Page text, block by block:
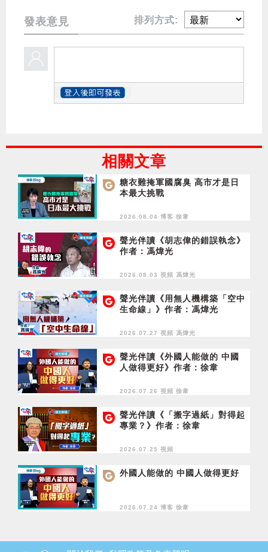
發表意見 排列方式:
相關文章
糖衣難掩軍國腐臭 高市才是日
本最大挑戰
2026.08.04 博客 徐韋
聲光伴讀《胡志偉的錯誤執念》
作者：馮煒光
2026.08.03 視頻 馮煒光
聲光伴讀《用無人機構築「空中
生命線」》作者：馮煒光
2026.07.27 視頻 馮煒光
聲光伴讀《外國人能做的 中國
人做得更好》作者：徐韋
2026.07.26 視頻 徐韋
聲光伴讀《「搬字過紙」對得起
專業？》作者：徐韋
2026.07.25 視頻
外國人能做的 中國人做得更好
2026.07.24 博客 徐韋